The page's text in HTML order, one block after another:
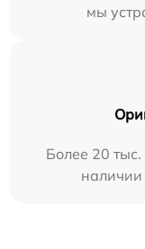
мы
Более 20 тыс.
наличии